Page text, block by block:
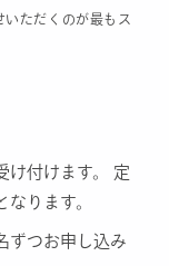
ただくのが最もス
け付けます。 定
ります。
ずつお申し込み